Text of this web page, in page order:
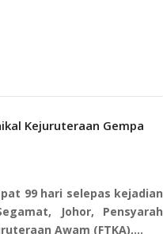
Kejuruteraan Gempa
99 hari selepas kejadian
Johor, Pensyarah
Awam (FTKA),…